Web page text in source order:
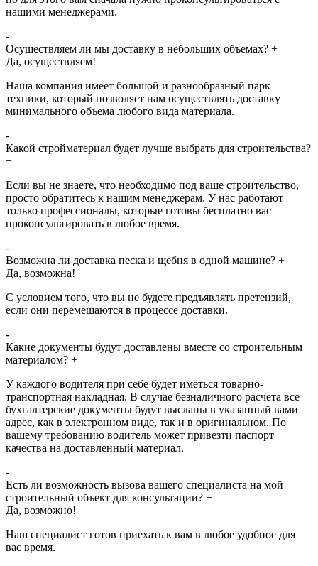
нашими менеджерами.
-
Осуществляем ли мы доставку в небольших объемах? +
Да, осуществляем!
Наша компания имеет большой и разнообразный парк
техники, который позволяет нам осуществлять доставку
минимального объема любого вида материала.
-
Какой стройматериал будет лучше выбрать для строительства?
+
Если вы не знаете, что необходимо под ваше строительство,
просто обратитесь к нашим менеджерам. У нас работают
только профессионалы, которые готовы бесплатно вас
проконсультировать в любое время.
-
Возможна ли доставка песка и щебня в одной машине? +
Да, возможна!
С условием того, что вы не будете предъявлять претензий,
если они перемешаются в процессе доставки.
-
Какие документы будут доставлены вместе со строительным
материалом? +
У каждого водителя при себе будет иметься товарно-
транспортная накладная. В случае безналичного расчета все
бухгалтерские документы будут высланы в указанный вами
адрес, как в электронном виде, так и в оригинальном. По
вашему требованию водитель может привезти паспорт
качества на доставленный материал.
-
Есть ли возможность вызова вашего специалиста на мой
строительный объект для консультации? +
Да, возможно!
Наш специалист готов приехать к вам в любое удобное для
вас время.